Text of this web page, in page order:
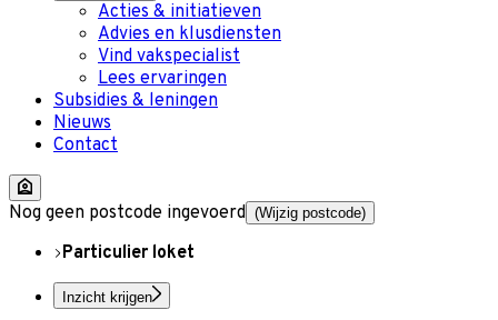
Acties & initiatieven
Advies en klusdiensten
Vind vakspecialist
Lees ervaringen
Subsidies & leningen
Nieuws
Contact
Nog geen postcode ingevoerd (Wijzig postcode)
Particulier loket
Inzicht krijgen